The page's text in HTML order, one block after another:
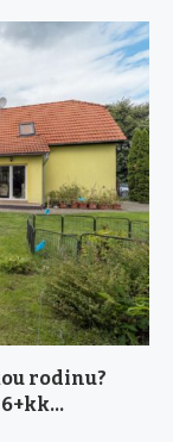
rodinu?